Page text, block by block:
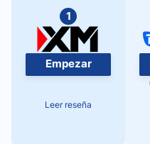
1
Empezar
Leer reseña